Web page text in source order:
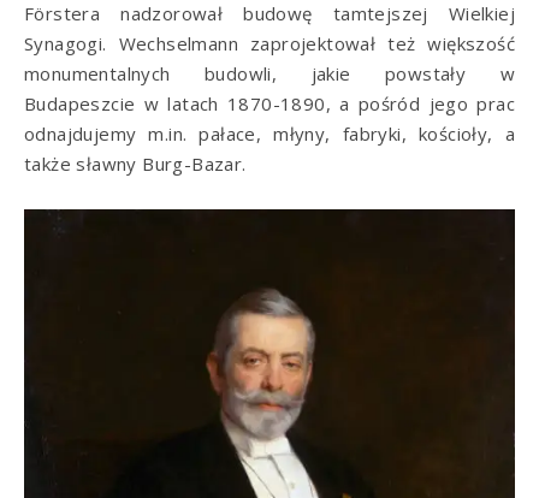
Förstera nadzorował budowę tamtejszej Wielkiej
Synagogi. Wechselmann zaprojektował też większość
monumentalnych budowli, jakie powstały w
Budapeszcie w latach 1870-1890, a pośród jego prac
odnajdujemy m.in. pałace, młyny, fabryki, kościoły, a
także sławny Burg-Bazar.